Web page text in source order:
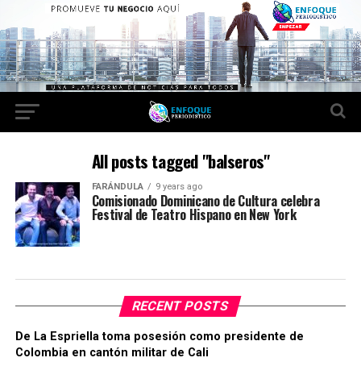
All posts tagged "balseros"
FARÁNDULA 9 years ago
Comisionado Dominicano de Cultura celebra
Festival de Teatro Hispano en New York
RECENT POSTS
De La Espriella toma posesión como presidente de
Colombia en cantón militar de Cali